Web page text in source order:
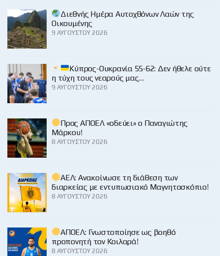
Διεθνής Ημέρα Αυτοχθόνων Λαών της
Οικουμένης
9 ΑΥΓΟΎΣΤΟΥ 2026
Κύπρος-Ουκρανία 55-62: Δεν ήθελε ούτε
η τύχη τους νεαρούς μας…
9 ΑΥΓΟΎΣΤΟΥ 2026
Προς ΑΠΟΕΛ «οδεύει» ο Παναγιώτης
Μάρκου!
8 ΑΥΓΟΎΣΤΟΥ 2026
ΑΕΛ: Ανακοίνωσε τη διάθεση των
διαρκείας με εντυπωσιακό Μαγνητοσκόπιο!
8 ΑΥΓΟΎΣΤΟΥ 2026
ΑΠΟΕΛ: Γνωστοποίησε ως βοηθό
προπονητή τον Κοιλαρά!
8 ΑΥΓΟΎΣΤΟΥ 2026